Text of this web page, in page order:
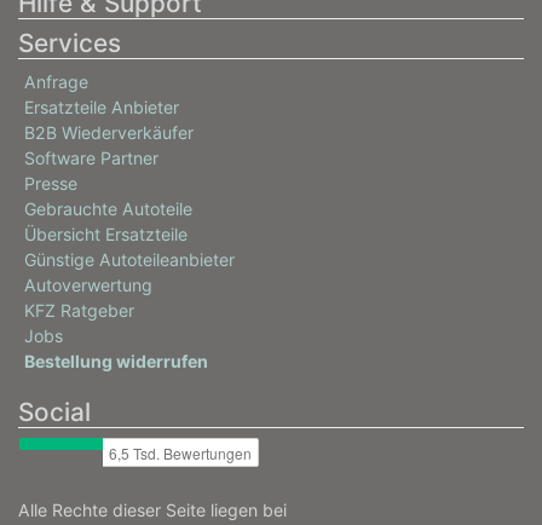
Services
Anfrage
Ersatzteile Anbieter
B2B Wiederverkäufer
Software Partner
Presse
Gebrauchte Autoteile
Übersicht Ersatzteile
Günstige Autoteileanbieter
Autoverwertung
KFZ Ratgeber
Jobs
Bestellung widerrufen
Social
Alle Rechte dieser Seite liegen bei